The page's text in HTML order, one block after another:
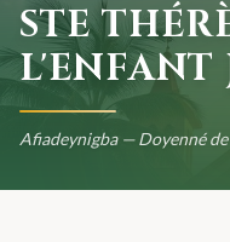
STE
L'ENFANT
Afiadeynigba — Doyenné